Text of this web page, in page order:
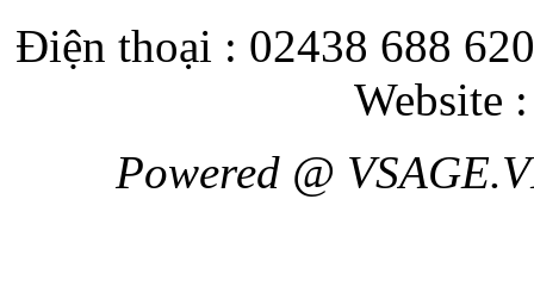
Điện thoại : 02438 688
Website
Powered @